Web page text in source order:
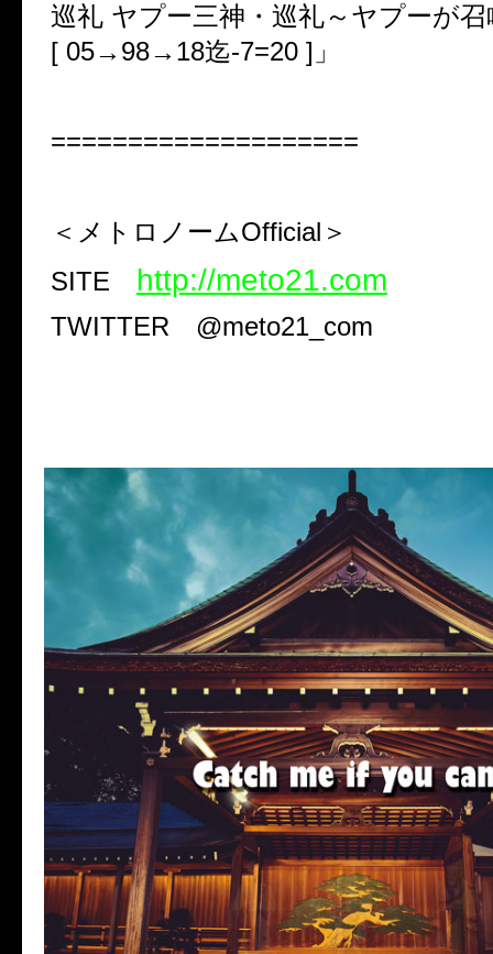
巡礼 ヤプー三神・巡礼～ヤプーが
[ 05→98→18迄-7=20 ]」
====================
＜メトロノームOfficial＞
SITE http://meto21.com
TWITTER @meto21_com